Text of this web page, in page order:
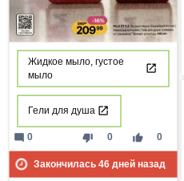
Жидкое мыло, густое
мыло
Гели для душа
thumb_down 0 thumb_up 0
mode_comment 0
Закончилась 46дней назад